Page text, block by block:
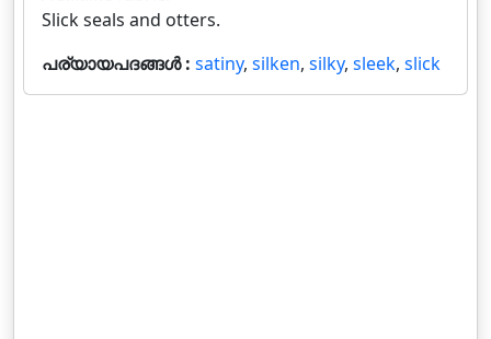
Slick seals and otters.
പര്യായപദങ്ങൾ : satiny, silken, silky, sleek, slick